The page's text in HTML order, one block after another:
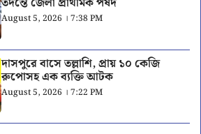
August 5, 2026 । 7:38 PM
দাসপুরে বাসে তল্লাশি, প্রায় ১০ কেজি
রুপোসহ এক ব্যক্তি আটক
August 5, 2026 । 7:22 PM